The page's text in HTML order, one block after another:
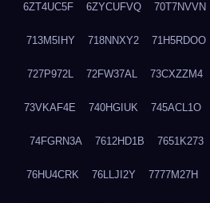
6ZT4UC5F 6ZYCUFVQ 70T7NVVN
713M5IHY 718NNXY2 71H5RDOO
727P972L 72FW37AL 73CXZZM4
73VKAF4E 740HGIUK 745ACL1O
74FGRN3A 7612HD1B 7651K273
76HU4CRK 76LLJI2Y 7777M27H